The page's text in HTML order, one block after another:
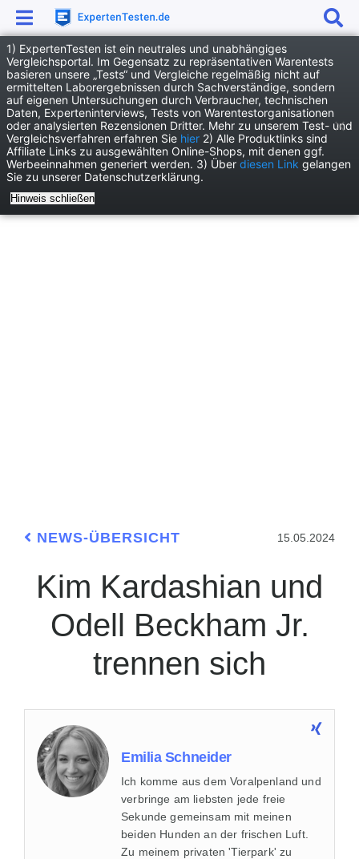
1) ExpertenTesten ist ein neutrales und unabhängiges
Vergleichsportal. Im Gegensatz zu repräsentativen Warentests
basieren unsere „Tests“ und Vergleiche regelmäßig nicht auf
ermittelten Laborergebnissen durch Sachverständige, sondern
auf eigenen Untersuchungen durch Verbraucher, technischen
Daten, Experteninterviews, Tests von Warentestorganisationen
oder analysierten Rezensionen Dritter. Mehr zu unserem Test- und
Vergleichsverfahren erfahren Sie hier 2) Alle Produktlinks sind
Affiliate Links zu ausgewählten Online-Shops, mit denen ggf.
Werbeeinnahmen generiert werden. 3) Über diesen Link gelangen
Sie zu unserer Datenschutzerklärung.
Hinweis schließen
News
TV und Steaming
Kim Kardashian und Odell Beckham Jr. trennen sich
NEWS-ÜBERSICHT 15.05.2024
Kim Kardashian und
Odell Beckham Jr.
trennen sich
Emilia Schneider
Ich komme aus dem Voralpenland und
verbringe am liebsten jede freie
Sekunde gemeinsam mit meinen
beiden Hunden an der frischen Luft.
Zu meinem privaten 'Tierpark' zu